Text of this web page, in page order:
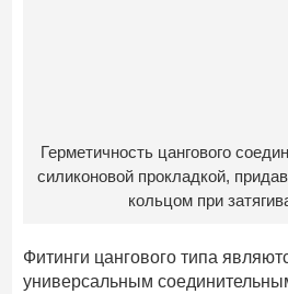
Герметичность цангового
силиконовой прокладкой,
кольцом при
Фитинги цангового типа
универсальным